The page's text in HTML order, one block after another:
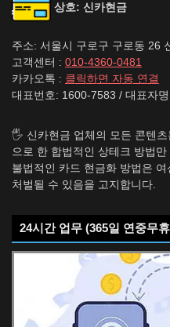
상호: 신카현금
주소: 서울시 구로구 구로동 26
고객센터 : 010-4360-0481
카카오톡 : 클릭하면 자동 연결
대표번호: 1600-7583 / 대표자
🖐️ 신카현금 업체의 모든 콘텐
으로 한 합법적인 상테크 방법
불법적인 카드 현금화 방법은
처벌될 수 있음을 고지합니다.
24시간 업무 (365일 연중무